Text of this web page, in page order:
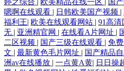
嗯啊在线观看 | 日韩欧美国产视频 |
福利王| 欧美在线观看网站 | 91高清
无 | 亚洲精官网 | 在线看A片网址 |
二区视频 | 国产三级在线观看 | 免
文 | 最新黄色毛片网址 | 国产精品
洲av在线播放 | 一点黄A黄| 日日操